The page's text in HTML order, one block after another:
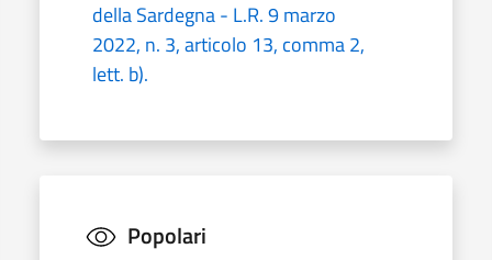
della Sardegna - L.R. 9 marzo
2022, n. 3, articolo 13, comma 2,
lett. b).
Popolari